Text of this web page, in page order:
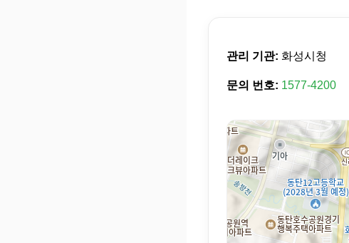
관리 기관: 화성시청
문의 번호: 1577-4200